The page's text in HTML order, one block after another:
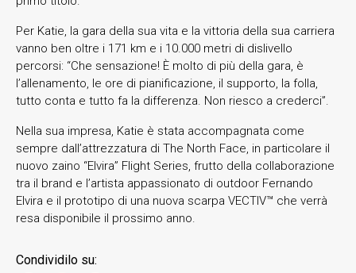
Per Katie, la gara della sua vita e la vittoria della sua carriera
vanno ben oltre i 171 km e i 10.000 metri di dislivello
percorsi: “Che sensazione! È molto di più della gara, è
l’allenamento, le ore di pianificazione, il supporto, la folla,
tutto conta e tutto fa la differenza. Non riesco a crederci”.
Nella sua impresa, Katie è stata accompagnata come
sempre dall’attrezzatura di The North Face, in particolare il
nuovo zaino “Elvira” Flight Series, frutto della collaborazione
tra il brand e l’artista appassionato di outdoor Fernando
Elvira e il prototipo di una nuova scarpa VECTIV™ che verrà
resa disponibile il prossimo anno.
Condividilo su: